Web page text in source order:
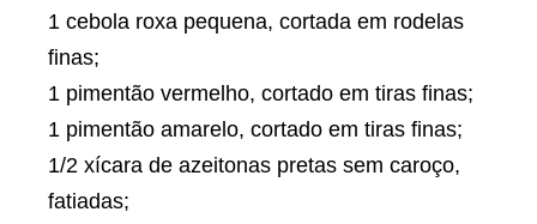
1 cebola roxa pequena, cortada em rodelas
finas;
1 pimentão vermelho, cortado em tiras finas;
1 pimentão amarelo, cortado em tiras finas;
1/2 xícara de azeitonas pretas sem caroço,
fatiadas;